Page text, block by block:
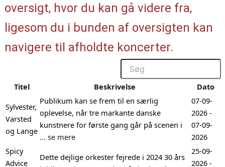
oversigt, hvor du kan gå videre fra,
ligesom du i bunden af oversigten kan
navigere til afholdte koncerter.
Search
Titel Beskrivelse
Dato
Sylvester,
Varsted
og Lange
Publikum kan se frem til en særlig
oplevelse, når tre markante danske
kunstnere for første gang går på scenen i
... se mere
07-09-
2026 -
07-09-
2026
Spicy
Advice
Dette dejlige orkester fejrede i 2024 30 års
25-09-
2026 -